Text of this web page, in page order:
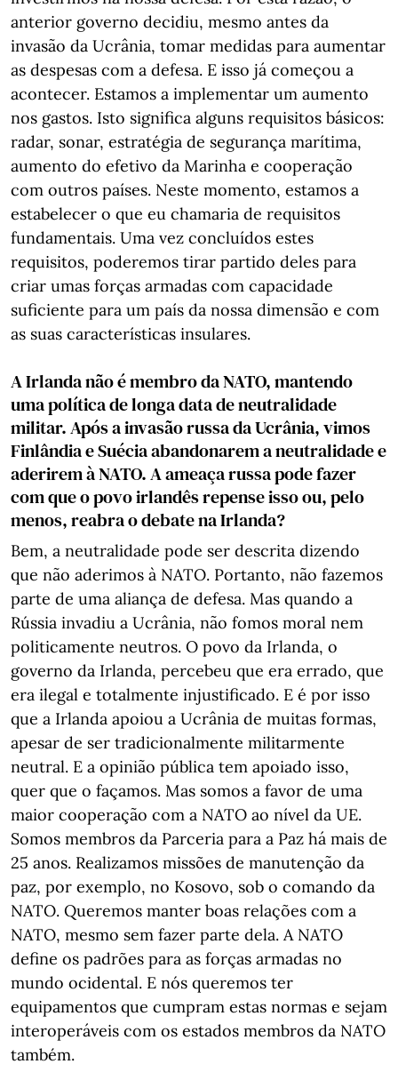
anterior governo decidiu, mesmo antes da
invasão da Ucrânia, tomar medidas para aumentar
as despesas com a defesa. E isso já começou a
acontecer. Estamos a implementar um aumento
nos gastos. Isto significa alguns requisitos básicos:
radar, sonar, estratégia de segurança marítima,
aumento do efetivo da Marinha e cooperação
com outros países. Neste momento, estamos a
estabelecer o que eu chamaria de requisitos
fundamentais. Uma vez concluídos estes
requisitos, poderemos tirar partido deles para
criar umas forças armadas com capacidade
suficiente para um país da nossa dimensão e com
as suas características insulares.
A Irlanda não é membro da NATO, mantendo
uma política de longa data de neutralidade
militar. Após a invasão russa da Ucrânia, vimos
Finlândia e Suécia abandonarem a neutralidade e
aderirem à NATO. A ameaça russa pode fazer
com que o povo irlandês repense isso ou, pelo
menos, reabra o debate na Irlanda?
Bem, a neutralidade pode ser descrita dizendo
que não aderimos à NATO. Portanto, não fazemos
parte de uma aliança de defesa. Mas quando a
Rússia invadiu a Ucrânia, não fomos moral nem
politicamente neutros. O povo da Irlanda, o
governo da Irlanda, percebeu que era errado, que
era ilegal e totalmente injustificado. E é por isso
que a Irlanda apoiou a Ucrânia de muitas formas,
apesar de ser tradicionalmente militarmente
neutral. E a opinião pública tem apoiado isso,
quer que o façamos. Mas somos a favor de uma
maior cooperação com a NATO ao nível da UE.
Somos membros da Parceria para a Paz há mais de
25 anos. Realizamos missões de manutenção da
paz, por exemplo, no Kosovo, sob o comando da
NATO. Queremos manter boas relações com a
NATO, mesmo sem fazer parte dela. A NATO
define os padrões para as forças armadas no
mundo ocidental. E nós queremos ter
equipamentos que cumpram estas normas e sejam
interoperáveis ​​com os estados membros da NATO
também.